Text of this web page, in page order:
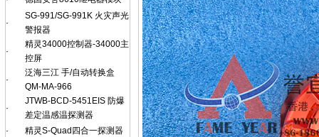
·
SG-991/SG-991K 火灾声光
警报器
·
精灵34000控制器-34000主
控屏
·
泛海三江 手/自动转换盒
QM-MA-966
·
JTWB-BCD-5451EIS 防爆
差定温感温探测器
·
精灵S-Quad四合一探测器